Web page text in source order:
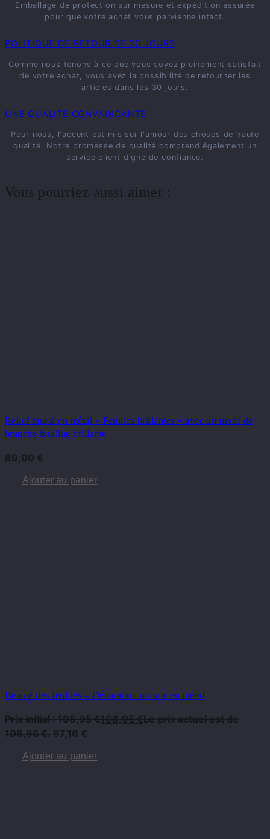
Emballage de protection sur mesure et expédition assurée
pour que votre achat vous parvienne intact.
POLITIQUE DE RETOUR DE 30 JOURS
Comme nous tenons à ce que vous soyez pleinement satisfait
de votre achat, vous avez la possibilité de retourner les
articles dans les 30 jours.
UNE QUALITÉ CONVAINCANTE
Pour nous, l'accent est mis sur l'amour des choses de haute
qualité. Notre promesse de qualité comprend également un
service client digne de confiance.
Vous pourriez aussi aimer :
Relief mural en métal « Feuilles brillantes » avec un motif de
branche feuillue brillante
89,00 €
Ajouter au panier
Beauté des feuilles – Décoration murale en métal
Prix ​​initial : 108,95 €108,95€Le prix actuel est de
108,95 €. 87,16 €
Ajouter au panier